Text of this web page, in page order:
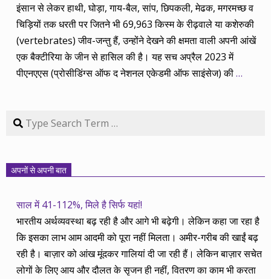
इंसान से लेकर हाथी, घोड़ा, गाय-बैल, सांप, छिपकली, मेढक, मगरमच्छ व
चिड़ियों तक धरती पर जितने भी 69,963 किस्म के रीढ़वाले या कशेरुकी
(vertebrates) जीव-जन्तु हैं, उन्होंने देखने की क्षमता वाली अपनी आंखें
एक बैक्टीरिया के जीन से हासिल की है। यह सच अप्रैल 2023 में
पीएनएएस (प्रोसीडिंग्स ऑफ द नेशनल एकेडमी ऑफ साइंसेज) की…
Search
अपनों से अपनी बात
साल में 41-112%, मिले है सिर्फ यहां!
भारतीय अर्थव्यवस्था बढ़ रही है और आगे भी बढ़ेगी। लेकिन कहा जा रहा है
कि इसका लाभ आम आदमी को पूरा नहीं मिलता। अमीर-गरीब की खाईं बढ़
रही है। बाज़ार को आंख मूंदकर गालियां दी जा रही हैं। लेकिन बाज़ार सचेत
लोगों के लिए आय और दौलत के सृजन ही नहीं, वितरण का काम भी करता